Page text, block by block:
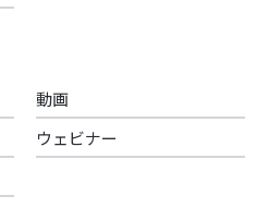
動画
ウェビナー